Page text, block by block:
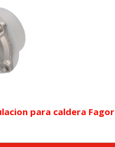
para caldera Fagor